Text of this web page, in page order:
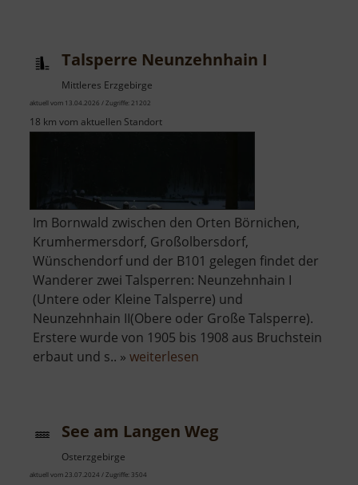
Talsperre Neunzehnhain I
Mittleres Erzgebirge
aktuell vom 13.04.2026 / Zugriffe: 21202
18 km vom aktuellen Standort
Im Bornwald zwischen den Orten Börnichen,
Krumhermersdorf, Großolbersdorf,
Wünschendorf und der B101 gelegen findet der
Wanderer zwei Talsperren: Neunzehnhain I
(Untere oder Kleine Talsperre) und
Neunzehnhain II(Obere oder Große Talsperre).
Erstere wurde von 1905 bis 1908 aus Bruchstein
erbaut und s.. » weiterlesen
See am Langen Weg
Osterzgebirge
aktuell vom 23.07.2024 / Zugriffe: 3504